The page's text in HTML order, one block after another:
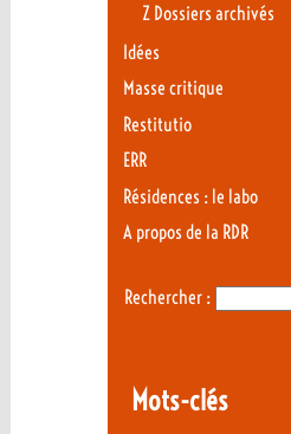
Z Dossiers archivés
Idées
Masse critique
Restitutio
ERR
Résidences : le labo
A propos de la RDR
Rechercher :
Mots-clés